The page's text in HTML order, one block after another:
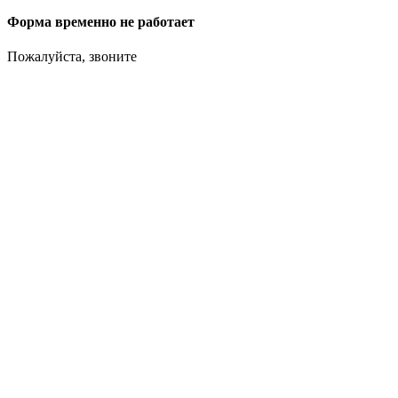
Форма временно не работает
Пожалуйста, звоните